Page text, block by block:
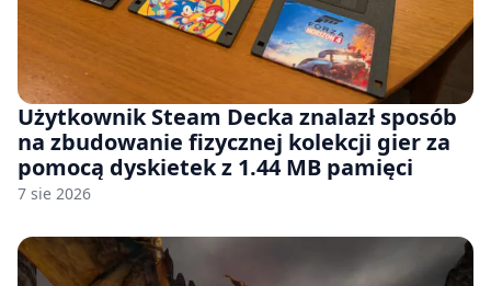
Użytkownik Steam Decka znalazł sposób
na zbudowanie fizycznej kolekcji gier za
pomocą dyskietek z 1.44 MB pamięci
7 sie 2026